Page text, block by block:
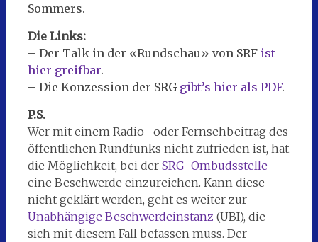
Sommers.
Die Links:
– Der Talk in der «Rundschau» von SRF ist
hier greifbar.
– Die Konzession der SRG gibt’s hier als PDF.
P.S.
Wer mit einem Radio- oder Fernsehbeitrag des
öffentlichen Rundfunks nicht zufrieden ist, hat
die Möglichkeit, bei der SRG-Ombudsstelle
eine Beschwerde einzureichen. Kann diese
nicht geklärt werden, geht es weiter zur
Unabhängige Beschwerdeinstanz (UBI), die
sich mit diesem Fall befassen muss. Der